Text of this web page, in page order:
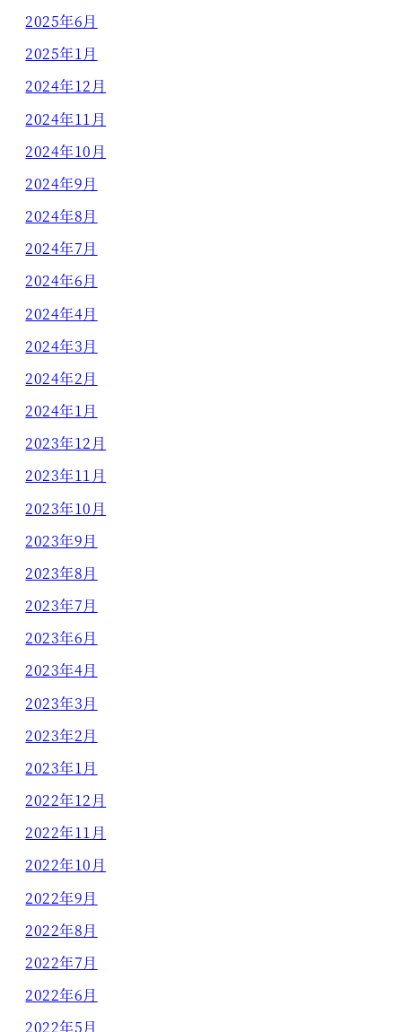
2025年6月
2025年1月
2024年12月
2024年11月
2024年10月
2024年9月
2024年8月
2024年7月
2024年6月
2024年4月
2024年3月
2024年2月
2024年1月
2023年12月
2023年11月
2023年10月
2023年9月
2023年8月
2023年7月
2023年6月
2023年4月
2023年3月
2023年2月
2023年1月
2022年12月
2022年11月
2022年10月
2022年9月
2022年8月
2022年7月
2022年6月
2022年5月